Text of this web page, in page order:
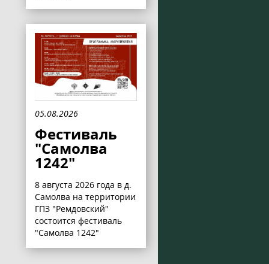
05.08.2026
Фестиваль
"Самолва
1242"
8 августа 2026 года в д.
Самолва на территории
ГПЗ "Ремдовский"
состоится фестиваль
"Самолва 1242"